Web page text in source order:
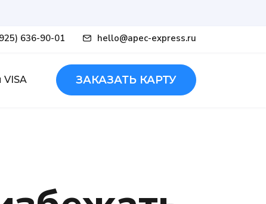
636-90-01 hello@apec-express.ru
VISA ЗАКАЗАТЬ КАРТУ